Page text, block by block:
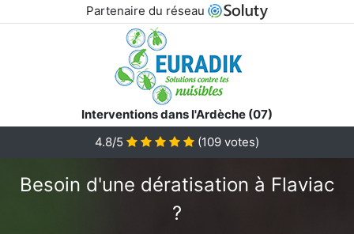
Partenaire du réseau
Interventions dans l'Ardèche (07)
4.8/5 (109 votes)
Besoin d'une dératisation à Flaviac
?